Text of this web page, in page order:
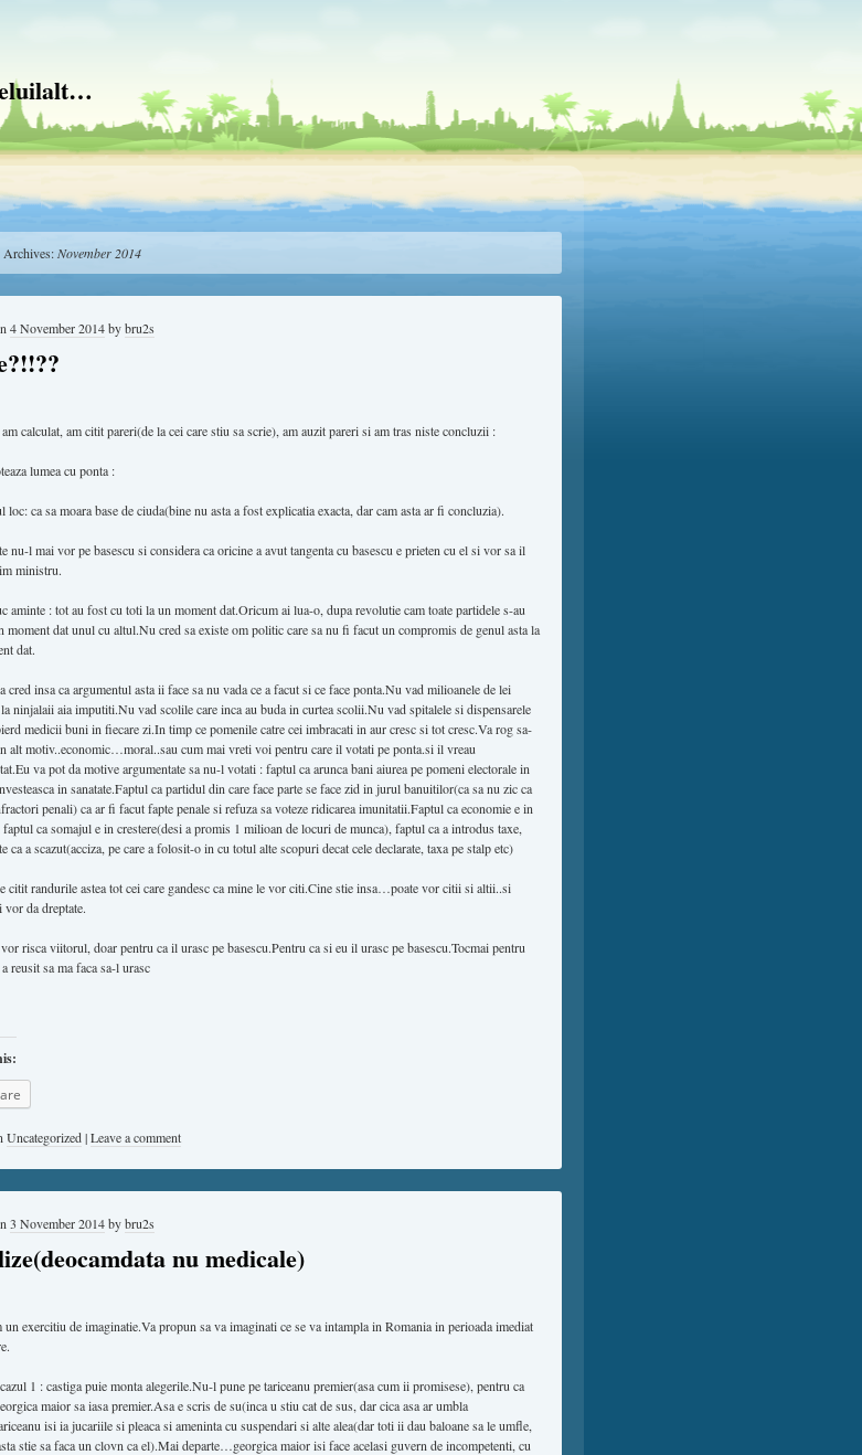
November 2014
4 November 2014bybru2s
calculat, am citit pareri(de la cei care stiu sa scrie), am auzit pareri si am tras niste concluzii :
lumea cu ponta :
loc: ca sa moara base de ciuda(bine nu asta a fost explicatia exacta, dar cam asta ar fi concluzia).
nu-l mai vor pe basescu si considera ca oricine a avut tangenta cu basescu e prieten cu el si vor sa il
ministru.
aminte : tot au fost cu toti la un moment dat.Oricum ai lua-o, dupa revolutie cam toate partidele s-au
moment dat unul cu altul.Nu cred sa existe om politic care sa nu fi facut un compromis de genul asta la
dat.
cred insa ca argumentul asta ii face sa nu vada ce a facut si ce face ponta.Nu vad milioanele de lei
ninjalaii aia imputiti.Nu vad scolile care inca au buda in curtea scolii.Nu vad spitalele si dispensarele
medicii buni in fiecare zi.In timp ce pomenile catre cei imbracati in aur cresc si tot cresc.Va rog sa-
alt motiv..economic…moral..sau cum mai vreti voi pentru care il votati pe ponta.si il vreau
va pot da motive argumentate sa nu-l votati : faptul ca arunca bani aiurea pe pomeni electorale in
in sanatate.Faptul ca partidul din care face parte se face zid in jurul banuitilor(ca sa nu zic ca
penali) ca ar fi facut fapte penale si refuza sa voteze ridicarea imunitatii.Faptul ca economie e in
faptul ca somajul e in crestere(desi a promis 1 milioan de locuri de munca), faptul ca a introdus taxe,
ca a scazut(acciza, pe care a folosit-o in cu totul alte scopuri decat cele declarate, taxa pe stalp etc)
citit randurile astea tot cei care gandesc ca mine le vor citi.Cine stie insa…poate vor citii si altii..si
vor da dreptate.
risca viitorul, doar pentru ca il urasc pe basescu.Pentru ca si eu il urasc pe basescu.Tocmai pentru
reusit sa ma faca sa-l urasc
Uncategorized|Leave a comment
nu medicale)
3 November 2014bybru2s
un exercitiu de imaginatie.Va propun sa va imaginati ce se va intampla in Romania in perioada imediat
1 : castiga puie monta alegerile.Nu-l pune pe tariceanu premier(asa cum ii promisese), pentru ca
maior sa iasa premier.Asa e scris de su(inca u stiu cat de sus, dar cica asa ar umbla
isi ia jucariile si pleaca si ameninta cu suspendari si alte alea(dar toti ii dau baloane sa le umfle,
stie sa faca un clovn ca el).Mai departe…georgica maior isi face acelasi guvern de incompetenti, cu